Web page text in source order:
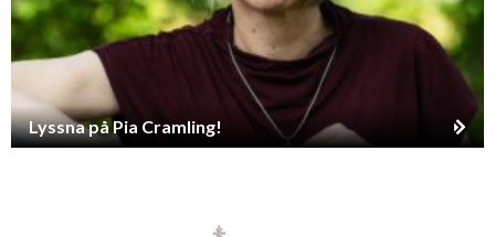
Lyssna på Pia Cramling!